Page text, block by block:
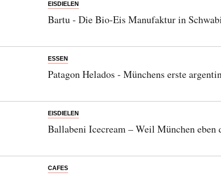
EISDIELEN
Bartu - Die Bio-Eis Manufaktur in
ESSEN
Patagon Helados - Münchens erste
EISDIELEN
Ballabeni Icecream – Weil München
CAFES
Abonnieren Sie unseren Newsletter
Entdecken Sie jede Woche neue schöne